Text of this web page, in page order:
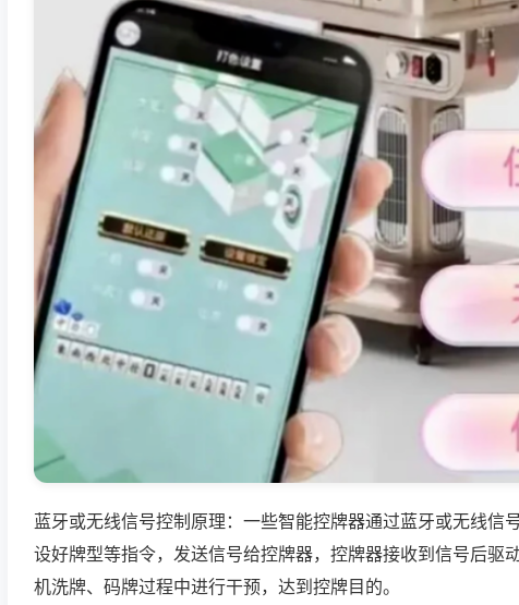
蓝牙或无线信号控制原理：一些智能控牌器通过蓝牙或无线信
设好牌型等指令，发送信号给控牌器，控牌器接收到信号后驱
机洗牌、码牌过程中进行干预，达到控牌目的。